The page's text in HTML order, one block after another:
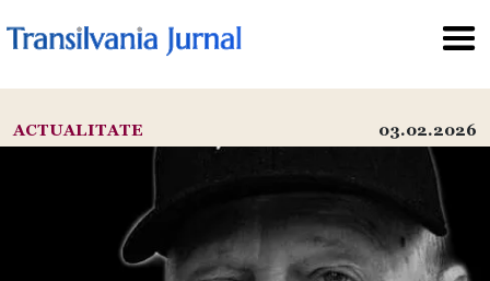
ACTUALITATE 03.02.2026